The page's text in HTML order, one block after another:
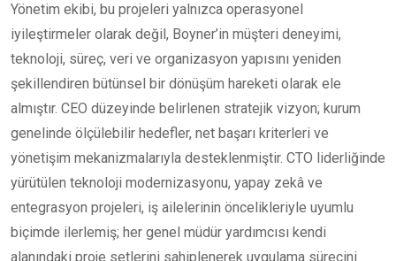
Yönetim ekibi, bu projeleri yalnızca operasyonel
iyileştirmeler olarak değil, Boyner’in müşteri deneyimi,
teknoloji, süreç, veri ve organizasyon yapısını yeniden
şekillendiren bütünsel bir dönüşüm hareketi olarak ele
almıştır. CEO düzeyinde belirlenen stratejik vizyon; kurum
genelinde ölçülebilir hedefler, net başarı kriterleri ve
yönetişim mekanizmalarıyla desteklenmiştir. CTO liderliğinde
yürütülen teknoloji modernizasyonu, yapay zekâ ve
entegrasyon projeleri, iş ailelerinin öncelikleriyle uyumlu
biçimde ilerlemiş; her genel müdür yardımcısı kendi
alanındaki proje setlerini sahiplenerek uygulama sürecini